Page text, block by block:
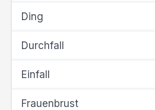
Ding
Durchfall
Einfall
Frauenbrust